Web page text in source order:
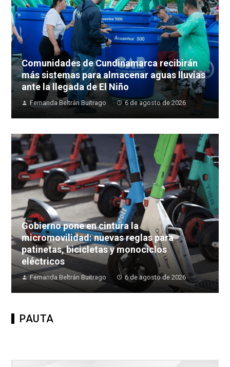
Comunidades de Cundinamarca recibirán
más sistemas para almacenar aguas lluvias
ante la llegada de El Niño
Fernanda Beltrán Buitrago 6 de agosto de 2026
Gobierno pone en cintura la
micromovilidad: nuevas reglas para
patinetas, bicicletas y monociclos
eléctricos
Fernanda Beltrán Buitrago 6 de agosto de 2026
PAUTA